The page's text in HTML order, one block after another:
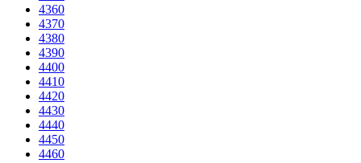
4360
4370
4380
4390
4400
4410
4420
4430
4440
4450
4460